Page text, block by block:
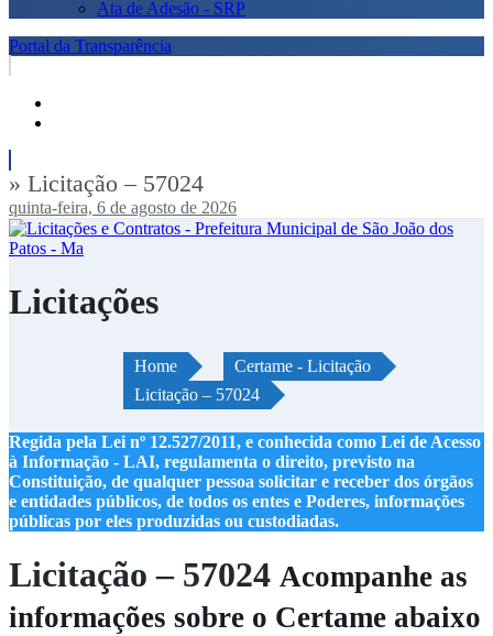
Ata de Adesão - SRP
Portal da Transparência
» Licitação – 57024
quinta-feira, 6 de agosto de 2026
Licitações
Home
Certame - Licitação
Licitação – 57024
Regida pela Lei nº 12.527/2011, e conhecida como Lei de Acesso
à Informação - LAI, regulamenta o direito, previsto na
Constituição, de qualquer pessoa solicitar e receber dos órgãos
e entidades públicos, de todos os entes e Poderes, informações
públicas por eles produzidas ou custodiadas.
Licitação – 57024 Acompanhe as
informações sobre o Certame abaixo